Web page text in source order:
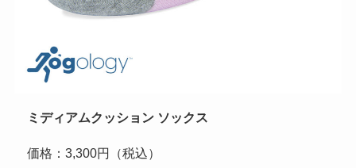
ミディアムクッション ソックス
価格：3,300円（税込）